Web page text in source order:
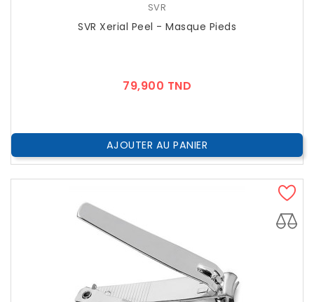
SVR
SVR Xerial Peel - Masque Pieds
79,900 TND
AJOUTER AU PANIER